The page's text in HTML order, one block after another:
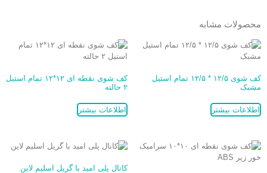
محصولات مشابه
کف شوی ۱۲/۵ * ۱۲/۵ تمام استیل
مشبک
اطلاعات بیشتر
کف شوی نقطه ای ۱۲*۱۲ تمام استیل
۲ حالته
اطلاعات بیشتر
کانال پلی امید با گریل اسلیم لاین